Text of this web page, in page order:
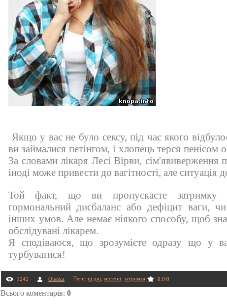
Якщо у вас не було сексу, під час якого
ви займалися петінгом, і хлопець терся
За словами лікаря Лесі Вірви, сім'явиверження
іноді може привести до вагітності, але ситуація
Той факт, що ви пропускаєте затримку
гормональний дисбаланс або дефіцит ваги, чи
інших умов. Але немає ніякого способу, щоб
обслідувані лікарем.
Я сподіваюся, що зрозумієте одразу що у
турбуватися!
1242 Olenka Теги: ці дні місячні затримка 0.0/0
Всього коментарів: 0